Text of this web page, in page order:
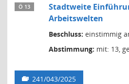
Ö 13
Stadtweite
Arbeitswelten
Beschluss: einstimmig
Abstimmung: mit: 13,
241/043/2025